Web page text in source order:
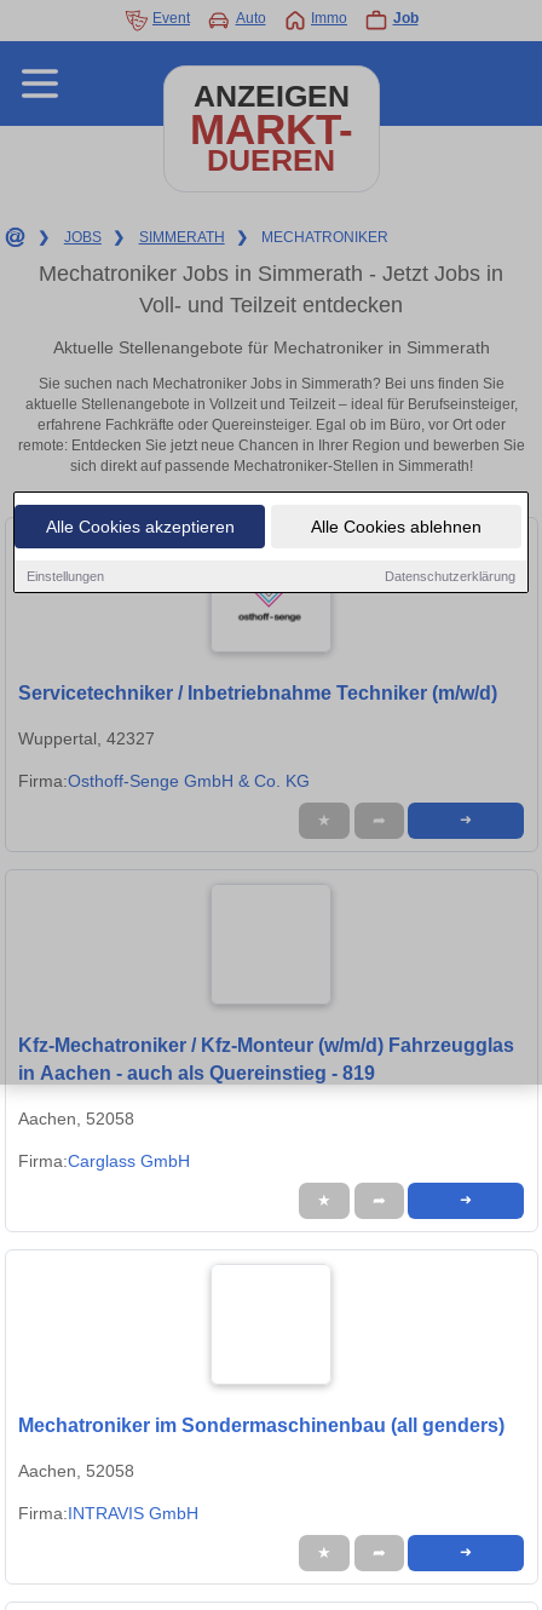
Alle Cookies akzeptieren Alle Cookies ablehnen
Einstellungen Datenschutzerklärung
Event Auto Immo Job
ANZEIGEN
MARKT-
DUEREN
❯ JOBS ❯ SIMMERATH ❯ MECHATRONIKER
Mechatroniker Jobs in Simmerath - Jetzt Jobs in
Voll- und Teilzeit entdecken
Aktuelle Stellenangebote für Mechatroniker in Simmerath
Sie suchen nach Mechatroniker Jobs in Simmerath? Bei uns finden Sie
aktuelle Stellenangebote in Vollzeit und Teilzeit – ideal für Berufseinsteiger,
erfahrene Fachkräfte oder Quereinsteiger. Egal ob im Büro, vor Ort oder
remote: Entdecken Sie jetzt neue Chancen in Ihrer Region und bewerben Sie
sich direkt auf passende Mechatroniker-Stellen in Simmerath!
Servicetechniker / Inbetriebnahme Techniker (m/w/d)
Wuppertal, 42327
Firma:Osthoff-Senge GmbH & Co. KG
★ ➦ ➜
Kfz-Mechatroniker / Kfz-Monteur (w/m/d) Fahrzeugglas
in Aachen - auch als Quereinstieg - 819
Aachen, 52058
Firma:Carglass GmbH
★ ➦ ➜
Mechatroniker im Sondermaschinenbau (all genders)
Aachen, 52058
Firma:INTRAVIS GmbH
★ ➦ ➜